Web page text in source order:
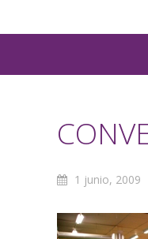
1 junio, 2009